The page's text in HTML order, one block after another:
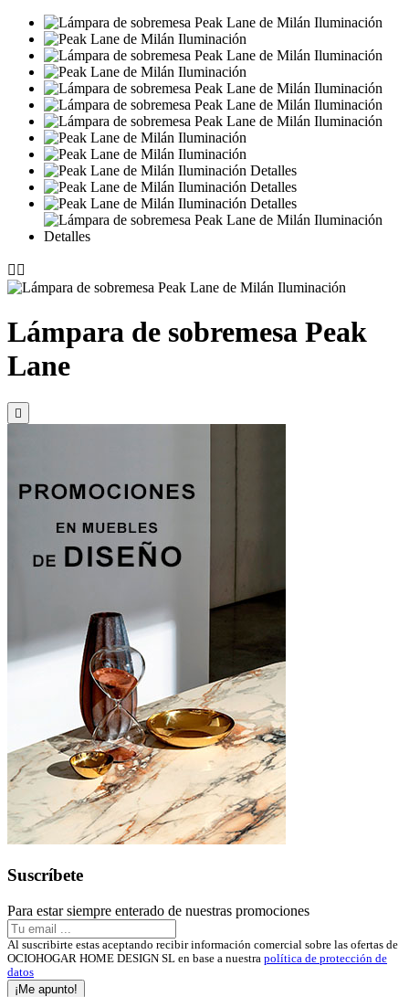
 
Lámpara de sobremesa Peak
Lane

Suscríbete
Para estar siempre enterado de nuestras promociones
Al suscribirte estas aceptando recibir información comercial sobre las ofertas de
OCIOHOGAR HOME DESIGN SL en base a nuestra política de protección de
datos
¡Me apunto!